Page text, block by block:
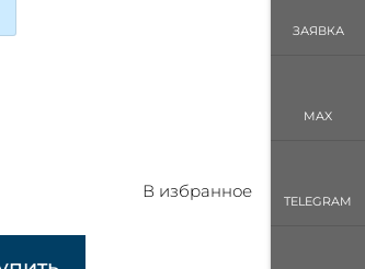
В избранное
ЗАЯВКА
MAX
TELEGRAM